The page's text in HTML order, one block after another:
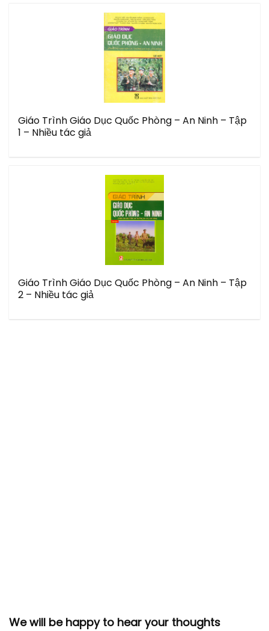
Giáo Trình Giáo Dục Quốc Phòng – An Ninh – Tập
1 – Nhiều tác giả
Giáo Trình Giáo Dục Quốc Phòng – An Ninh – Tập
2 – Nhiều tác giả
We will be happy to hear your thoughts